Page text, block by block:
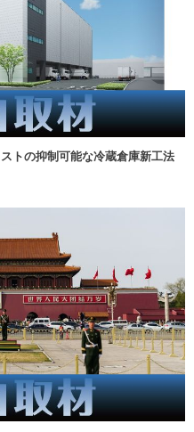
トの抑制可能な冷蔵倉庫新工法